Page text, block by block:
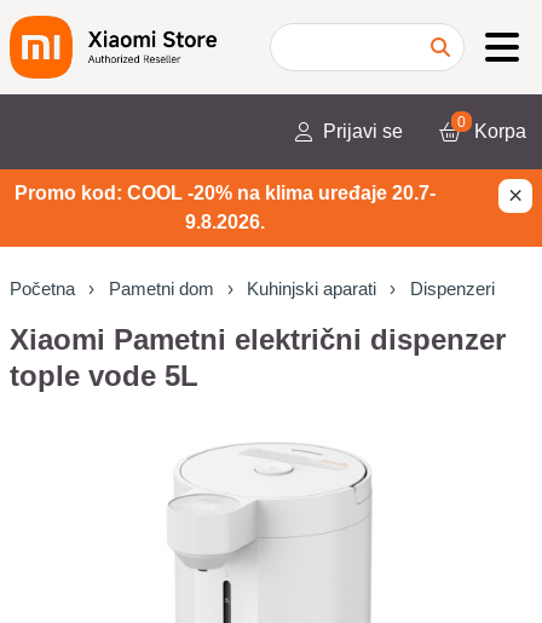
Prijavi se 0 Korpa
Promo kod: COOL -20% na klima uređaje 20.7-
9.8.2026.
×
Početna Pametni dom Kuhinjski aparati Dispenzeri
Xiaomi Pametni električni dispenzer
tople vode 5L